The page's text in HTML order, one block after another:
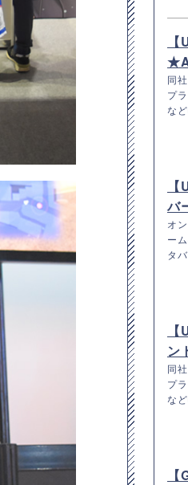
同
プ
な
バ
オ
ー
タ
ン
同
プ
な